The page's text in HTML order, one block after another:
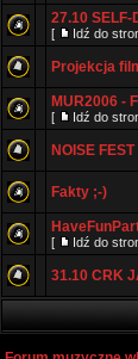
27.10 SELF-
[ Idź do
Projekcja
MUR2006 -
[ Idź do
NOISE
Fakty ;-)
[ Idź do
31.10 CRK